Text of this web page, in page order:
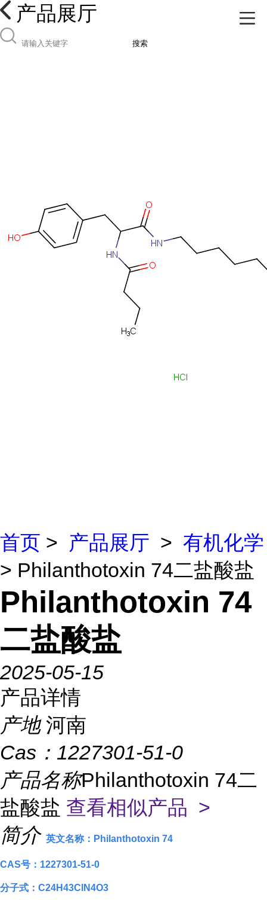
产品展厅
搜索
首页 > 产品展厅 > 有机化学
> Philanthotoxin 74二盐酸盐
Philanthotoxin 74
二盐酸盐
2025-05-15
产品详情
产地 河南
Cas： 1227301-51-0
产品名称Philanthotoxin 74二
盐酸盐 查看相似产品 >
简介 英文名称：Philanthotoxin 74
CAS号：1227301-51-0
分子式：C24H43ClN4O3